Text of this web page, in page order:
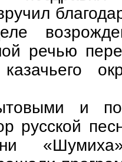
речью
казачьего
и
русской